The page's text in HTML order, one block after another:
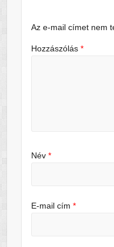
Az e-mail címet nem
Hozzászólás*
Név*
E-mail cím*